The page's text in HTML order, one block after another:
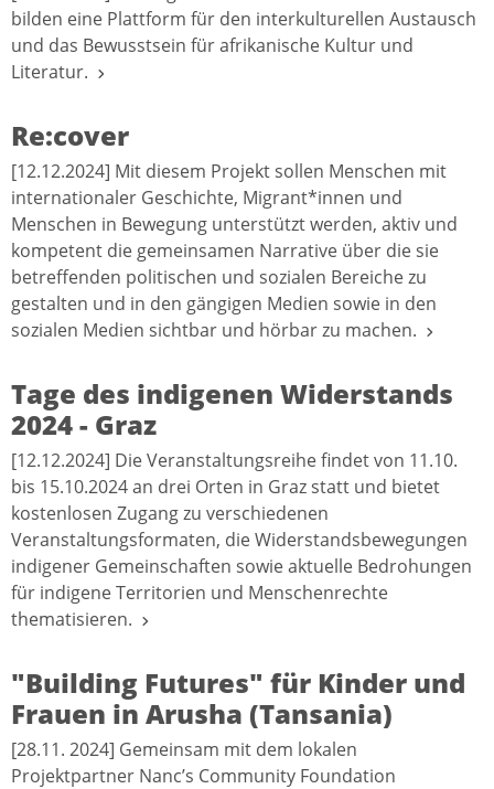
bilden eine Plattform für den interkulturellen Austausch
und das Bewusstsein für afrikanische Kultur und
Literatur.
Re:cover
[12.12.2024] Mit diesem Projekt sollen Menschen mit
internationaler Geschichte, Migrant*innen und
Menschen in Bewegung unterstützt werden, aktiv und
kompetent die gemeinsamen Narrative über die sie
betreffenden politischen und sozialen Bereiche zu
gestalten und in den gängigen Medien sowie in den
sozialen Medien sichtbar und hörbar zu machen.
Tage des indigenen Widerstands
2024 - Graz
[12.12.2024] Die Veranstaltungsreihe findet von 11.10.
bis 15.10.2024 an drei Orten in Graz statt und bietet
kostenlosen Zugang zu verschiedenen
Veranstaltungsformaten, die Widerstandsbewegungen
indigener Gemeinschaften sowie aktuelle Bedrohungen
für indigene Territorien und Menschenrechte
thematisieren.
"Building Futures" für Kinder und
Frauen in Arusha (Tansania)
[28.11. 2024] Gemeinsam mit dem lokalen
Projektpartner Nanc’s Community Foundation